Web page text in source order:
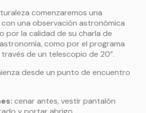
comenzaremos una
una observación astronómica
por la calidad de su charla de
como por el programa
de un telescopio de 20”.
desde un punto de encuentro
: cenar antes, vestir pantalón